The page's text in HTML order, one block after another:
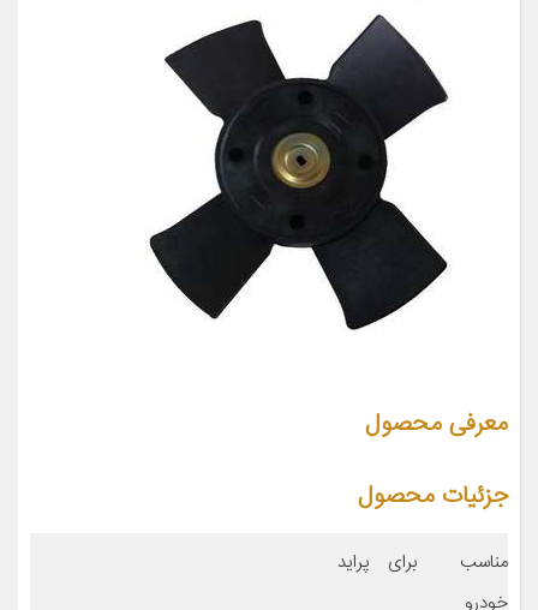
معرفی محصول
جزئیات محصول
مناسب برای
خودرو
پراید